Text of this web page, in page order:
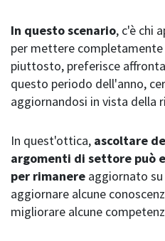
In questo scenario, c'è chi
per mettere completamente
piuttosto, preferisce
questo periodo dell'anno,
aggiornandosi in vista della
In quest'ottica, ascoltare
argomenti di settore può
per rimanere aggiornato
aggiornare alcune
migliorare alcune